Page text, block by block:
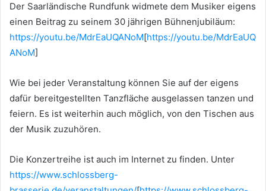
Der Saarländische Rundfunk widmete dem Musiker eigens
einen Beitrag zu seinem 30 jährigen Bühnenjubiläum:
https://youtu.be/MdrEaUQANoM[https://youtu.be/MdrEaUQ
ANoM]
Wie bei jeder Veranstaltung können Sie auf der eigens
dafür bereitgestellten Tanzfläche ausgelassen tanzen und
feiern. Es ist weiterhin auch möglich, von den Tischen aus
der Musik zuzuhören.
Die Konzertreihe ist auch im Internet zu finden. Unter
https://www.schlossberg-